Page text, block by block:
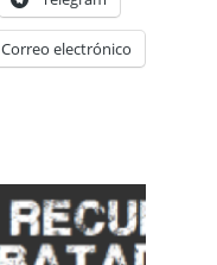
Correo electrónico